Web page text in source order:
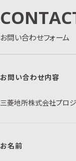
お問い合わせフォーム
お問い合わせ内容
三菱地所株式会社プロジ
お名前